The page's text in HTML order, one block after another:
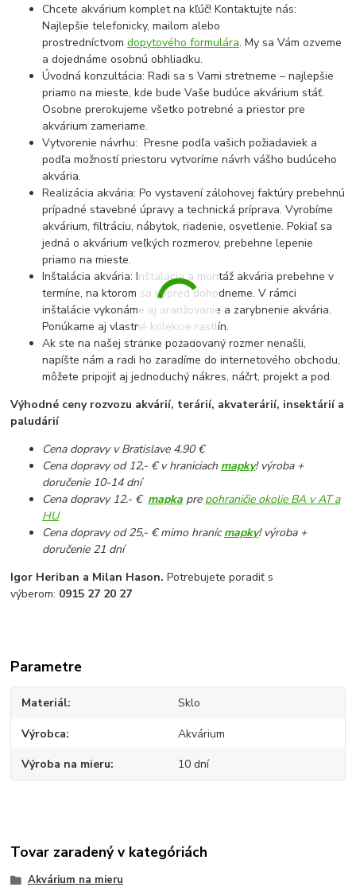
Chcete akvárium komplet na kľúč! Kontaktujte nás:
Najlepšie telefonicky, mailom alebo
prostredníctvomdopytového formulára. My sa Vám ozveme
a dojednáme osobnú obhliadku.
Úvodná konzultácia: Radi sa s Vami stretneme – najlepšie
priamo na mieste, kde bude Vaše budúce akvárium stáť.
Osobne prerokujeme všetko potrebné a priestor pre
akvárium zameriame.
Vytvorenie návrhu: Presne podľa vašich požiadaviek a
podľa možností priestoru vytvoríme návrh vášho budúceho
akvária.
Realizácia akvária: Po vystavení zálohovej faktúry prebehnú
prípadné stavebné úpravy a technická príprava. Vyrobíme
akvárium, filtráciu, nábytok, riadenie, osvetlenie. Pokiaľ sa
jedná o akvárium veľkých rozmerov, prebehne lepenie
priamo na mieste.
Inštalácia akvária: Inštalácia a montáž akvária prebehne v
termíne, na ktorom sa vopred dohodneme. V rámci
inštalácie vykonáme aj aranžovanie a zarybnenie akvária.
Ponúkame aj vlastné kolekcie rastlín.
Ak ste na našej stránke požadovaný rozmer nenašli,
napíšte nám a radi ho zaradíme do internetového obchodu,
môžete pripojiť aj jednoduchý nákres, náčrt, projekt a pod.
Výhodné ceny rozvozu akvárií, terárií, akvaterárií, insektárií a
paludárií
Cena dopravy v Bratislave 4.90 €
Cena dopravy od 12,- € v hraniciach mapky! výroba +
doručenie 10-14 dní
Cena dopravy 12.- € mapka pre pohraničie okolie BA v AT a
HU
Cena dopravy od 25,- € mimo hranícmapky! výroba +
doručenie 21 dní
Igor Heriban a Milan Hason.Potrebujete poradiť s
výberom: 0915 27 20 27
Parametre
Materiál Sklo
Výrobca Akvárium
Výroba na mieru 10 dní
Tovar zaradený v kategóriách
Akvárium na mieru